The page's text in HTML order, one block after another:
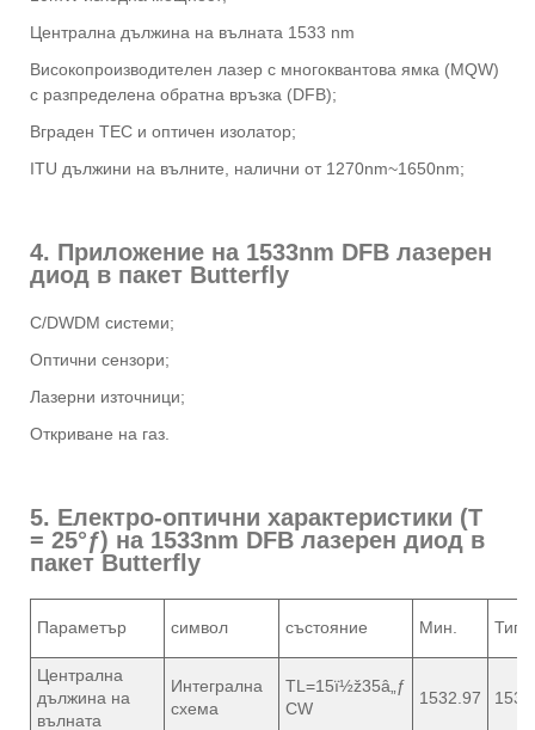
Централна дължина на вълната 1533 nm
Високопроизводителен лазер с многоквантова ямка (MQW)
с разпределена обратна връзка (DFB);
Вграден TEC и оптичен изолатор;
ITU дължини на вълните, налични от 1270nm~1650nm;
4. Приложение на 1533nm DFB лазерен
диод в пакет Butterfly
C/DWDM системи;
Оптични сензори;
Лазерни източници;
Откриване на газ.
5. Електро-оптични характеристики (T
= 25°ƒ) на 1533nm DFB лазерен диод в
пакет Butterfly
Параметър символ състояние Мин. Тип.
Централна
дължина на
вълната
Интегрална
схема
TL=15ï½ž35â„ƒ
CW
1532.97